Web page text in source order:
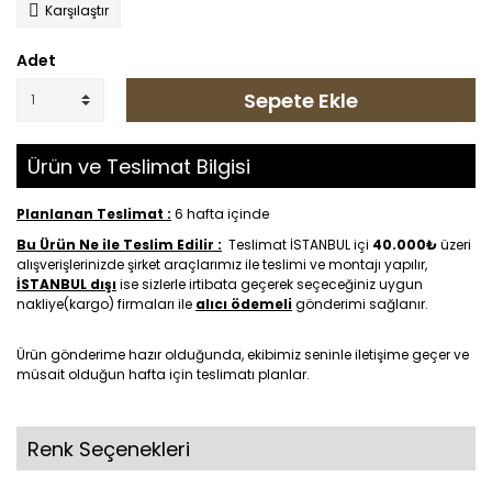
Karşılaştır
Adet
Sepete Ekle
Ürün ve Teslimat Bilgisi
Planlanan Teslimat : 6 hafta içinde
Bu Ürün Ne ile Teslim Edilir : Teslimat İSTANBUL içi 40.000₺üzeri
alışverişlerinizde şirket araçlarımız ile teslimi ve montajı yapılır,
İSTANBUL dışıise sizlerle irtibata geçerek seçeceğiniz uygun
nakliye(kargo) firmaları ile alıcı ödemeligönderimi sağlanır.
Ürün gönderime hazır olduğunda, ekibimiz seninle iletişime geçer ve
müsait olduğun hafta için teslimatı planlar.
Renk Seçenekleri